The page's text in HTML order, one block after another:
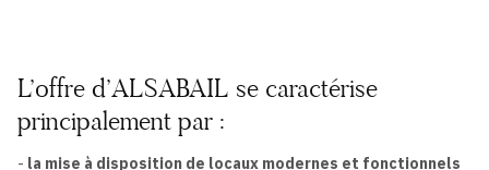
L’offre d’ALSABAIL se caractérise
principalement par :
- la mise à disposition de locaux modernes et fonctionnels